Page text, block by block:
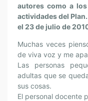
autores como a
actividades del
el 23 de julio de
Muchas veces
de viva voz y me
Las personas
adultas que se
sus cosas.
El personal docente